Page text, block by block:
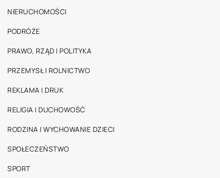
NIERUCHOMOŚCI
PODRÓŻE
PRAWO, RZĄD I POLITYKA
PRZEMYSŁ I ROLNICTWO
REKLAMA I DRUK
RELIGIA I DUCHOWOŚĆ
RODZINA I WYCHOWANIE DZIECI
SPOŁECZEŃSTWO
SPORT